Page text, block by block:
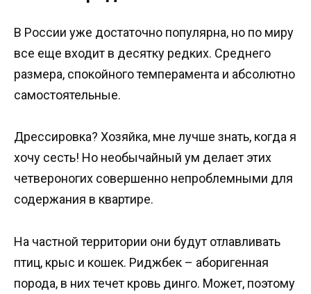
В России уже достаточно популярна, но по миру
все еще входит в десятку редких. Среднего
размера, спокойного темперамента и абсолютно
самостоятельные.
Дрессировка? Хозяйка, мне лучше знать, когда я
хочу сесть! Но необычайный ум делает этих
четвероногих совершенно непроблемными для
содержания в квартире.
На частной территории они будут отлавливать
птиц, крыс и кошек. Риджбек – аборигенная
порода, в них течет кровь динго. Может, поэтому